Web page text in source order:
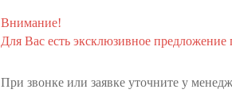
Внимание!
Для Вас есть эксклюзивное
При звонке или заявке уточните у